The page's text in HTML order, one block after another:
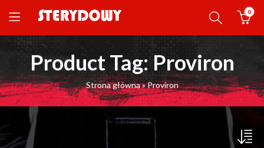
0
Product Tag: Proviron
Strona główna»Proviron